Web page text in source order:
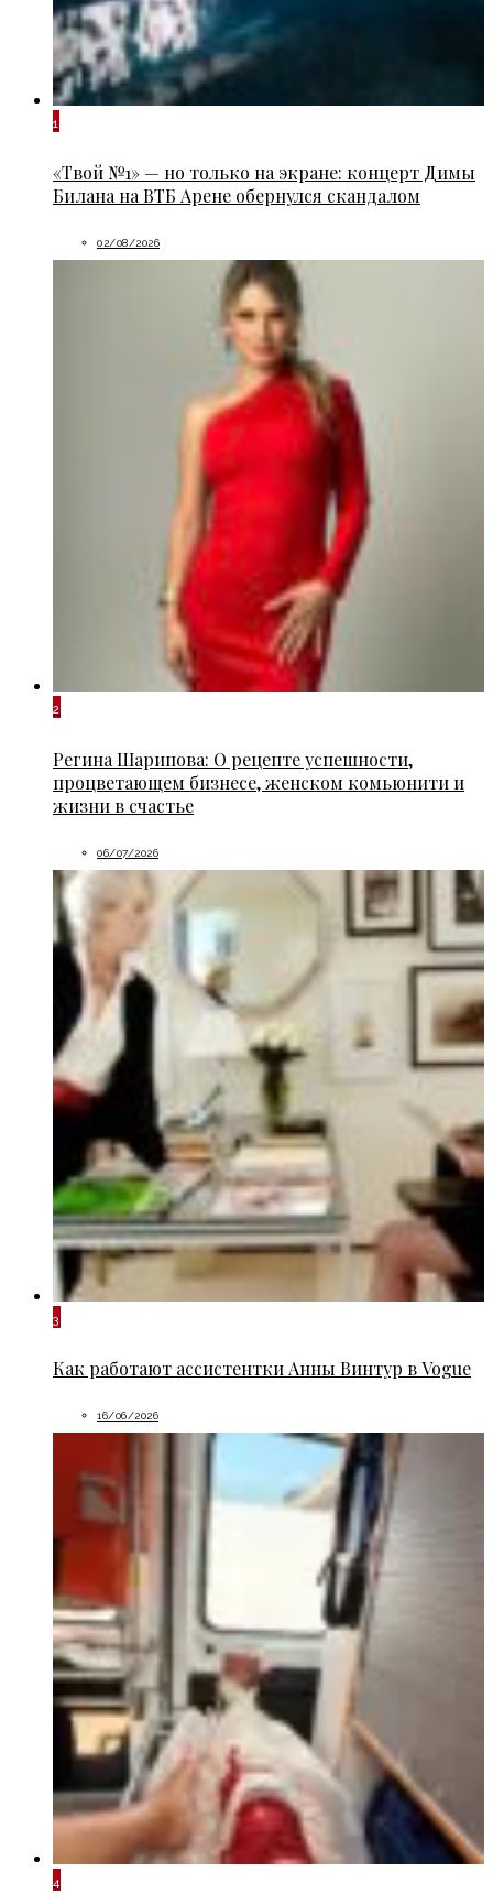
1
«Твой №1» — но только на экране: концерт Димы
Билана на ВТБ Арене обернулся скандалом
02/08/2026
2
Регина Шарипова: О рецепте успешности,
процветающем бизнесе, женском комьюнити и
жизни в счастье
06/07/2026
3
Как работают ассистентки Анны Винтур в Vogue
16/06/2026
4